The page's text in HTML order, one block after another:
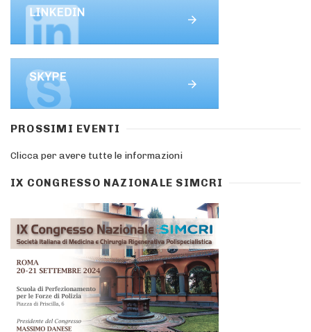
PROSSIMI EVENTI
Clicca per avere tutte le informazioni
IX CONGRESSO NAZIONALE SIMCRI